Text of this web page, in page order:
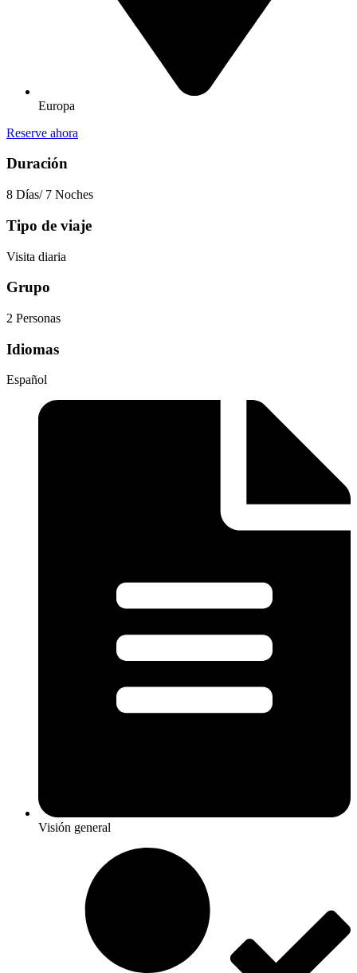
Europa
Reserve ahora
Duración
8 Días/ 7 Noches
Tipo de viaje
Visita diaria
Grupo
2 Personas
Idiomas
Español
Visión general